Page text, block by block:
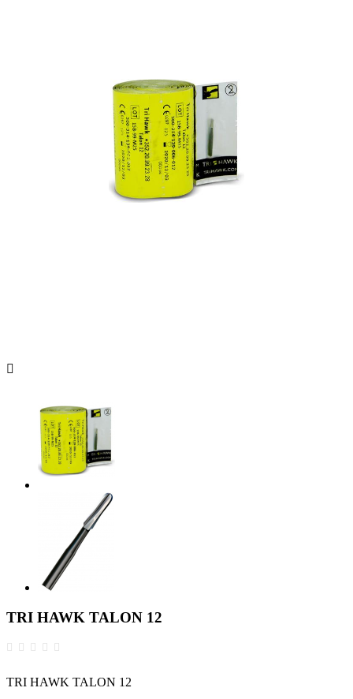

TRI HAWK TALON 12
TRI HAWK TALON 12